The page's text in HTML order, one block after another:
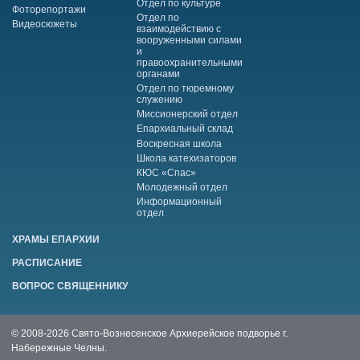
Фоторепортажи
Видеосюжеты
Отдел по культуре
Отдел по
взаимодействию с
вооруженными силами
и
правоохранительными
органами
Отдел по тюремному
служению
Миссионерский отдел
Епархиальный склад
Воскресная школа
Школа катехизаторов
КЮС «Спас»
Молодежный отдел
Информационный
отдел
ХРАМЫ ЕПАРХИИ
РАСПИСАНИЕ
ВОПРОС СВЯЩЕННИКУ
© 2008-2026 Свято-Вознесенское Архиерейское подворье г.
Набережные Челны.